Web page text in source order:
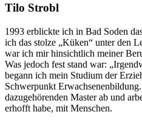
Tilo Strobl
1993 erblickte ich in Bad Soden
ich das stolze „Küken“ unter den
war ich mir hinsichtlich meiner
Was jedoch fest stand war:
begann ich mein Studium der
Schwerpunkt
dazugehörenden Master ab und
erhofft habe, mit Menschen.